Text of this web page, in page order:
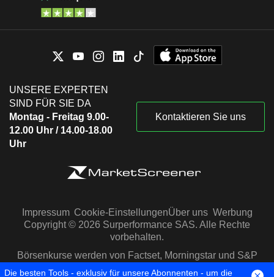
UNSERE EXPERTEN
SIND FÜR SIE DA
Montag - Freitag 9.00-
12.00 Uhr / 14.00-18.00
Uhr
Kontaktieren Sie uns
Impressum Cookie-EinstellungenÜber uns Werbung
Copyright © 2026 Surperformance SAS. Alle Rechte
vorbehalten.
Börsenkurse werden von Factset, Morningstar und S&P
Capital IQ zur Verfügung gestellt
Die besten Tools - exklusiv für unsere Abonnenten - um die